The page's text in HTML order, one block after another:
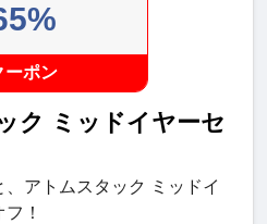
ーポン
ク ミッドイヤーセ
アトムスタック ミッドイ
！